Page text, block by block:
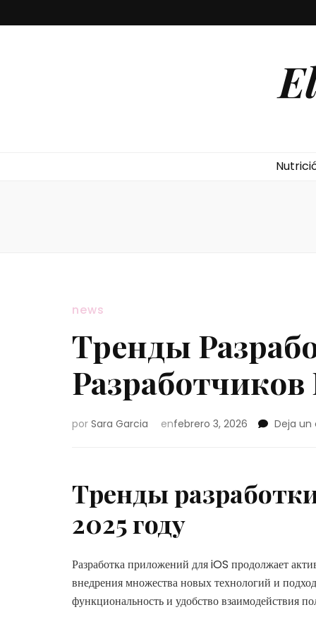
news
Тренды
Разработчиков
por Sara Garcia enfebrero 3, 2026 Deja
Тренды
2025 году
Разработка приложений для iOS продолжает
внедрения множества новых технологий и
функциональность и удобство взаимодействия